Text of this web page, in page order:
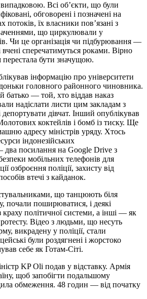
випадковою. Всі об’єкти, що були
обговорені і позначені на
потоків, їх власники пов’язані з
що циркулювали у
Чи це організація чи підбурювання —
сперечатимуться роками. Вірно
бути значущою.
інформацію про університети
головного районного чиновника.
батько — той, хто віддав наказ
надіслати листи цим закладам з
дівчат. Інший опублікував
коктейлів і бомб із тиску. Ще
адресу міністрів уряду. Хтось
індонезійських
два посилання на Google Drive з
мобільних телефонів для
озброєння поліції, захисту від
втечі з кайданок.
що танцюють біля
почали поширюватися, і деякі
краху політичної системи, а інші — як
Відео з людьми, що несуть
викрадену у поліції, стали
були роздягнені і жорстоко
себе як Готам-Сіті.
KP Oli подав у відставку. Армія
щоб запобігти подальшому
обмеження. 48 годин — від початку